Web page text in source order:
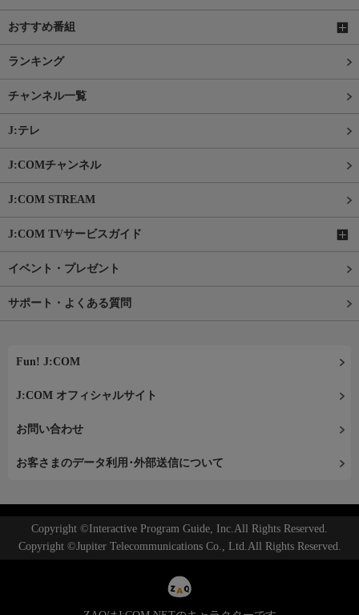
おすすめ番組
ランキング
チャンネル一覧
J:テレ
J:COMチャンネル
J:COM STREAM
J:COM TVサービスガイド
イベント・プレゼント
サポート・よくある質問
Fun! J:COM
J:COM オフィシャルサイト
お問い合わせ
お客さまのデータ利用･外部送信について
Copyright ©Interactive Program Guide, Inc.All Rights Reserved.
Copyright ©Jupiter Telecommunications Co., Ltd.All Rights Reserved.